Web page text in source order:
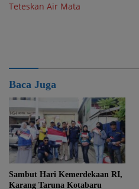
Teteskan Air Mata
Baca Juga
Sambut Hari Kemerdekaan RI,
Karang Taruna Kotabaru